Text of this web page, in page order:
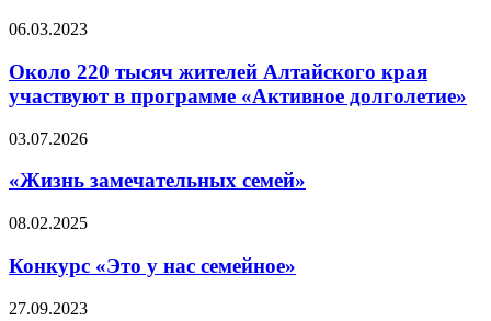
06.03.2023
Около 220 тысяч жителей Алтайского края
участвуют в программе «Активное долголетие»
03.07.2026
«Жизнь замечательных семей»
08.02.2025
Конкурс «Это у нас семейное»
27.09.2023